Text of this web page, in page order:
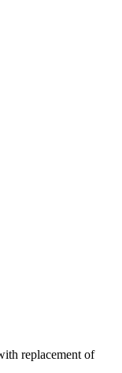
replacement of